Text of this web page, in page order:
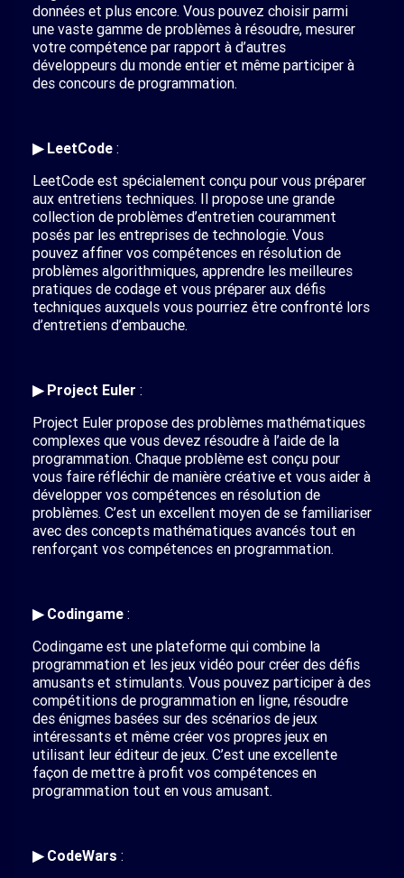
données et plus encore. Vous pouvez choisir parmi
une vaste gamme de problèmes à résoudre, mesurer
votre compétence par rapport à d’autres
développeurs du monde entier et même participer à
des concours de programmation.
▶ LeetCode :
LeetCode est spécialement conçu pour vous préparer
aux entretiens techniques. Il propose une grande
collection de problèmes d’entretien couramment
posés par les entreprises de technologie. Vous
pouvez affiner vos compétences en résolution de
problèmes algorithmiques, apprendre les meilleures
pratiques de codage et vous préparer aux défis
techniques auxquels vous pourriez être confronté lors
d’entretiens d’embauche.
▶ Project Euler :
Project Euler propose des problèmes mathématiques
complexes que vous devez résoudre à l’aide de la
programmation. Chaque problème est conçu pour
vous faire réfléchir de manière créative et vous aider à
développer vos compétences en résolution de
problèmes. C’est un excellent moyen de se familiariser
avec des concepts mathématiques avancés tout en
renforçant vos compétences en programmation.
▶ Codingame :
Codingame est une plateforme qui combine la
programmation et les jeux vidéo pour créer des défis
amusants et stimulants. Vous pouvez participer à des
compétitions de programmation en ligne, résoudre
des énigmes basées sur des scénarios de jeux
intéressants et même créer vos propres jeux en
utilisant leur éditeur de jeux. C’est une excellente
façon de mettre à profit vos compétences en
programmation tout en vous amusant.
▶ CodeWars :